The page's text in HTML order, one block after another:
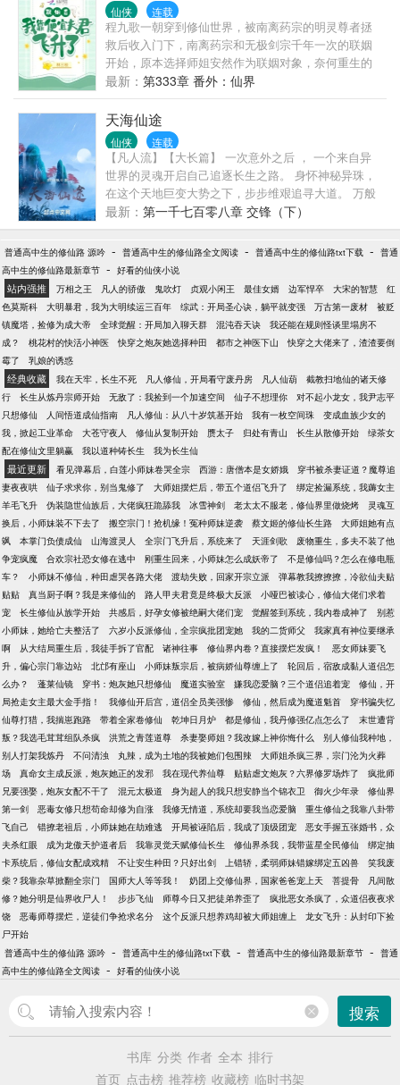
仙侠 连载
程九歌一朝穿到修仙世界，被南离药宗的明灵尊者拯
救后收入门下，南离药宗和无极剑宗千年一次的联姻
开始，原本选择师姐安然作为联姻对象，奈何重生的
安然不愿意，最后选择程九歌替代师姐安然前去联
姻。 联姻的夫君钟离修修的无情道，冷漠无情，除了
练剑就是闭关，无极剑宗个个又是直性子，一言不合
就打架，安然以为师妹会在无极剑宗过得很不好，所
以她对此很是愧疚。 然而在安然看来的什么夫君冷漠
无情对程九歌来说根本不是事，毕竟聘礼十万极品灵
石，就算是联姻对象有小三她都可以去伺候过日子，
冷漠一点算什么？ 等她嫁到无极剑宗，发现所谓便宜
夫君一言不合就给灵石，刚好，她的剑就爱吃灵石，
可爱的打一顿就可爱了，根本不是事。 最后在便宜夫
君的喂养下，程九歌度过重重困难，顺利飞升！
最新： 第333章 番外：仙界
天海仙途
仙侠 连载
【凡人流】【大长篇】 一次意外之后 ， 一个来自异
世界的灵魂开启自己追逐长生之路。 身怀神秘异珠，
在这个天地巨变大势之下，步步维艰追寻大道。 万般
谋划只为成仙。
最新： 第一千七百零八章 交锋（下）
普通高中生的修仙路 源吟 - 普通高中生的修仙路全文阅读 - 普通高中生的修仙路txt下载 - 普通
高中生的修仙路最新章节 - 好看的仙侠小说
站内强推 万相之王 凡人的骄傲 鬼吹灯 贞观小闲王 最佳女婿 边军悍卒 大宋的智慧
红
色莫斯科
大明暴君，我为大明续运三百年 综武：开局圣心诀，躺平就变强 万古第一废材
被贬
镇魔塔，捡修为成大帝
全球觉醒：开局加入聊天群 混沌吞天诀
我还能在规则怪谈里塌房不
成？
桃花村的快活小神医 快穿之炮灰她选择种田 都市之神医下山
快穿之大佬来了，渣渣要倒
霉了
乳娘的诱惑
经典收藏 我在天牢，长生不死 凡人修仙，开局看守废丹房 凡人仙葫
截教扫地仙的诸天修
行
长生从炼丹宗师开始 无敌了：我捡到一个加速空间 仙子不想理你
对不起小龙女，我尹志平
只想修仙
人间悟道成仙指南 凡人修仙：从八十岁筑基开始 我有一枚空间珠
变成血族少女的
我，掀起工业革命
大苍守夜人 修仙从复制开始 赝太子 归处有青山 长生从散修开始
绿茶女
配在修仙文里躺赢
我以道种铸长生 我为长生仙
最近更新 看见弹幕后，白莲小师妹卷哭全宗 西游：唐僧本是女娇娥
穿书被杀妻证道？魔尊追
妻夜夜哄
仙子求求你，别当鬼修了 大师姐摆烂后，带五个道侣飞升了
绑定捡漏系统，我薅女主
羊毛飞升
伪装隐世仙族后，大佬疯狂跪舔我 冰雪神剑 老太太不服老，修仙界里做烧烤
灵魂互
换后，小师妹装不下去了
搬空宗门！抢机缘！冤种师妹逆袭 蔡文姬的修仙长生路
大师姐她有点
飒
本掌门负债成仙 山海渡灵人 全宗门飞升后，系统来了 天涯剑歌
废物重生，多夫不装了他
争宠疯魔
合欢宗社恐女修在逃中 刚重生回来，小师妹怎么成妖帝了
不是修仙吗？怎么在修电瓶
车？
小师妹不修仙，种田虐哭各路大佬 渡劫失败，回家开宗立派
弹幕教我撩撩撩，冷欲仙夫贴
贴贴
真当厨子啊？我是来修仙的 路人甲夫君竟是终极大反派
小哑巴被读心，修仙大佬们求着
宠
长生修仙从族学开始 共感后，好孕女修被绝嗣大佬们宠 觉醒签到系统，我内卷成神了
别惹
小师妹，她给亡夫整活了
六岁小反派修仙，全宗疯批团宠她 我的二货师父
我家真有神位要继承
啊
从大结局重生后，我徒手拆了官配 诸神往事 修仙界内卷？直接摆烂发疯！
恶女师妹要飞
升，偏心宗门靠边站
北邙有座山 小师妹叛宗后，被病娇仙尊缠上了
轮回后，宿敌成黏人道侣怎
么办？
蓬莱仙镜 穿书：炮灰她只想修仙 魔道实验室 嫌我恋爱脑？三个道侣追着宠
修仙，开
局抢走女主最大金手指！
我修仙开后宫，道侣全员美强惨 修仙，然后成为魔道魁首
穿书骗失忆
仙尊打猎，我揣崽跑路
带着全家卷修仙 乾坤日月炉 都是修仙，我丹修强亿点怎么了
末世遭背
叛？我选毛茸茸组队杀疯
洪荒之青莲道尊 杀妻娶师姐？我改嫁上神你悔什么
别人修仙我种地，
别人打架我炼丹
不问清浊 丸辣，成为土地的我被她们包围辣
大师姐杀疯三界，宗门沦为火葬
场
真命女主成反派，炮灰她正的发邪 我在现代养仙尊 贴贴虐文炮灰？六界修罗场炸了
疯批师
兄要强娶，炮灰女配不干了
混元太极道 身为超人的我只想安静当个锦衣卫 御火少年录
修仙界
第一剑
恶毒女修只想苟命却修为自涨 我修无情道，系统却要我当恋爱脑
重生修仙之我靠八卦带
飞自己
错撩老祖后，小师妹她在劫难逃 开局被诬陷后，我成了顶级团宠
恶女手握五张婚书，众
夫杀红眼
成为龙傲天护道者后 我靠灵觉天赋修仙长生 修仙界杀我，我带蓝星全民修仙
绑定抽
卡系统后，修仙女配成戏精
不让安生种田？只好出剑 上错轿，柔弱师妹错嫁绑定五凶兽
笑我废
柴？我靠杂草掀翻全宗门
国师大人等等我！ 奶团上交修仙界，国家爸爸宠上天 菩提骨
凡间散
修？她分明是仙界收尸人！
步步飞仙 师尊今日又把徒弟养歪了
疯批恶女杀疯了，众道侣夜夜求
饶
恶毒师尊摆烂，逆徒们争抢求名分 这个反派只想养鸡却被大师姐缠上
龙女飞升：从封印下捡
尸开始
普通高中生的修仙路 源吟 - 普通高中生的修仙路txt下载 - 普通高中生的修仙路最新章节 - 普通
高中生的修仙路全文阅读 - 好看的仙侠小说
搜索
书库 分类 作者 全本 排行
首页 点击榜 推荐榜 收藏榜 临时书架